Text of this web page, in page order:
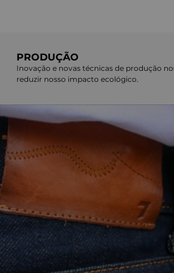
PRODUÇÃO
Inovação e novas técnicas de produção
reduzir nosso impacto ecológico.